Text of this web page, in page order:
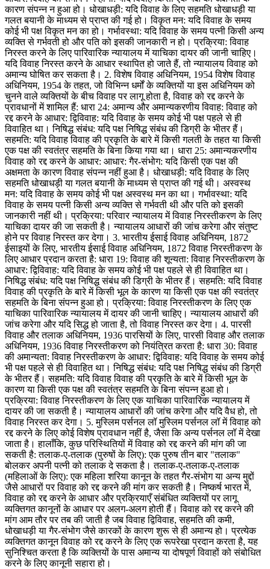
कारण संपन्न न हुआ हो। धोखाधड़ी: यदि विवाह के लिए सहमति धोखाधड़ी या
गलत बयानी के माध्यम से प्राप्त की गई हो। विकृत मन: यदि विवाह के समय
कोई भी पक्ष विकृत मन का हो। गर्भावस्था: यदि विवाह के समय पत्नी किसी अन्य
व्यक्ति से गर्भवती हो और पति को इसकी जानकारी न हो। प्रक्रिया: विवाह
निरस्त करने के लिए पारिवारिक न्यायालय में याचिका दायर की जानी चाहिए।
यदि विवाह निरस्त करने के आधार स्थापित हो जाते हैं, तो न्यायालय विवाह को
अमान्य घोषित कर सकता है। 2. विशेष विवाह अधिनियम, 1954 विशेष विवाह
अधिनियम, 1954 के तहत, जो विभिन्न धर्मों के व्यक्तियों या इस अधिनियम को
चुनने वाले व्यक्तियों के बीच विवाह पर लागू होता है, विवाह को रद्द करने के
प्रावधानों में शामिल हैं: धारा 24: अमान्य और अमान्यकरणीय विवाह: विवाह को
रद्द करने के आधार: द्विविवाह: यदि विवाह के समय कोई भी पक्ष पहले से ही
विवाहित था। निषिद्ध संबंध: यदि पक्ष निषिद्ध संबंध की डिग्री के भीतर हैं।
सहमति: यदि विवाह विवाह की प्रकृति के बारे में किसी गलती के तहत या किसी
एक पक्ष की स्वतंत्र सहमति के बिना किया गया था। धारा 25: अमान्यकरणीय
विवाह को रद्द करने के आधार: आधार: गैर-संभोग: यदि किसी एक पक्ष की
अक्षमता के कारण विवाह संपन्न नहीं हुआ है। धोखाधड़ी: यदि विवाह के लिए
सहमति धोखाधड़ी या गलत बयानी के माध्यम से प्राप्त की गई थी। अस्वस्थ
मन: यदि विवाह के समय कोई भी पक्ष अस्वस्थ मन का था। गर्भावस्था: यदि
विवाह के समय पत्नी किसी अन्य व्यक्ति से गर्भवती थी और पति को इसकी
जानकारी नहीं थी। प्रक्रिया: परिवार न्यायालय में विवाह निरस्तीकरण के लिए
याचिका दायर की जा सकती है। न्यायालय आधारों की जांच करेगा और संतुष्ट
होने पर विवाह निरस्त कर देगा। 3. भारतीय ईसाई विवाह अधिनियम, 1872
ईसाइयों के लिए, भारतीय ईसाई विवाह अधिनियम, 1872 विवाह निरस्तीकरण के
लिए आधार प्रदान करता है: धारा 19: विवाह की शून्यता: विवाह निरस्तीकरण के
आधार: द्विविवाह: यदि विवाह के समय कोई भी पक्ष पहले से ही विवाहित था।
निषिद्ध संबंध: यदि पक्ष निषिद्ध संबंध की डिग्री के भीतर हैं। सहमति: यदि विवाह
विवाह की प्रकृति के बारे में किसी भूल के कारण या किसी एक पक्ष की स्वतंत्र
सहमति के बिना संपन्न हुआ हो। प्रक्रिया: विवाह निरस्तीकरण के लिए एक
याचिका पारिवारिक न्यायालय में दायर की जानी चाहिए। न्यायालय आधारों की
जांच करेगा और यदि सिद्ध हो जाता है, तो विवाह निरस्त कर देगा। 4. पारसी
विवाह और तलाक अधिनियम, 1936 पारसियों के लिए, पारसी विवाह और तलाक
अधिनियम, 1936 विवाह निरस्तीकरण को नियंत्रित करता है: धारा 30: विवाह
की अमान्यता: विवाह निरस्तीकरण के आधार: द्विविवाह: यदि विवाह के समय कोई
भी पक्ष पहले से ही विवाहित था। निषिद्ध संबंध: यदि पक्ष निषिद्ध संबंध की डिग्री
के भीतर हैं। सहमति: यदि विवाह विवाह की प्रकृति के बारे में किसी भूल के
कारण या किसी एक पक्ष की स्वतंत्र सहमति के बिना संपन्न हुआ हो।
प्रक्रिया: विवाह निरस्तीकरण के लिए एक याचिका पारिवारिक न्यायालय में
दायर की जा सकती है। न्यायालय आधारों की जांच करेगा और यदि वैध हो, तो
विवाह निरस्त कर देगा। 5. मुस्लिम पर्सनल लॉ मुस्लिम पर्सनल लॉ में विवाह को
रद्द करने के लिए कोई विशेष प्रावधान नहीं है, जैसा कि अन्य पर्सनल लॉ में देखा
जाता है। हालाँकि, कुछ परिस्थितियों में विवाह को रद्द करने की मांग की जा
सकती है: तलाक-ए-तलाक (पुरुषों के लिए): एक पुरुष तीन बार "तलाक"
बोलकर अपनी पत्नी को तलाक दे सकता है। तलाक-ए-तलाक-ए-तलाक
(महिलाओं के लिए): एक महिला शरिया कानून के तहत गैर-संभोग या अन्य मुद्दों
जैसे आधारों पर विवाह को रद्द करने की मांग कर सकती है। निष्कर्ष भारत में,
विवाह को रद्द करने के आधार और प्रक्रियाएँ संबंधित व्यक्तियों पर लागू
व्यक्तिगत कानूनों के आधार पर अलग-अलग होती हैं। विवाह को रद्द करने की
मांग आम तौर पर तब की जाती है जब विवाह द्विविवाह, सहमति की कमी,
धोखाधड़ी या गैर-संभोग जैसे कारकों के कारण शुरू से ही अमान्य हो। प्रत्येक
व्यक्तिगत कानून विवाह को रद्द करने के लिए एक रूपरेखा प्रदान करता है, यह
सुनिश्चित करता है कि व्यक्तियों के पास अमान्य या दोषपूर्ण विवाहों को संबोधित
करने के लिए कानूनी सहारा हो।